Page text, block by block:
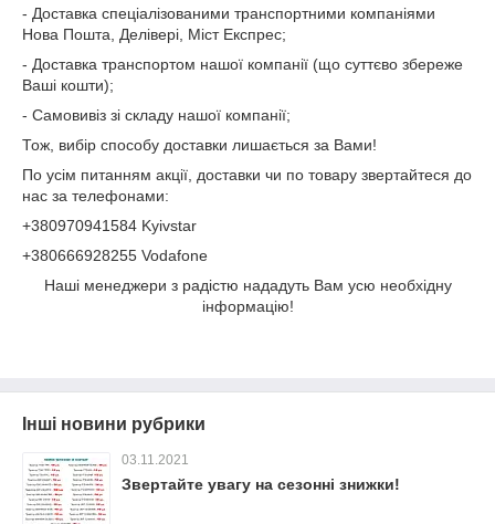
- Доставка спеціалізованими транспортними компаніями
Нова Пошта, Делівері, Міст Експрес;
- Доставка транспортом нашої компанії (що суттєво збереже
Ваші кошти);
- Самовивіз зі складу нашої компанії;
Тож, вибір способу доставки лишається за Вами!
По усім питанням акції, доставки чи по товару звертайтеся до
нас за телефонами:
+380970941584 Kyivstar
+380666928255 Vodafone
Наші менеджери з радістю нададуть Вам усю необхідну
інформацію!
Інші новини рубрики
03.11.2021
Звертайте увагу на сезонні знижки!